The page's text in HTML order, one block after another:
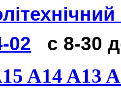
02
с 8-30
A14 A13